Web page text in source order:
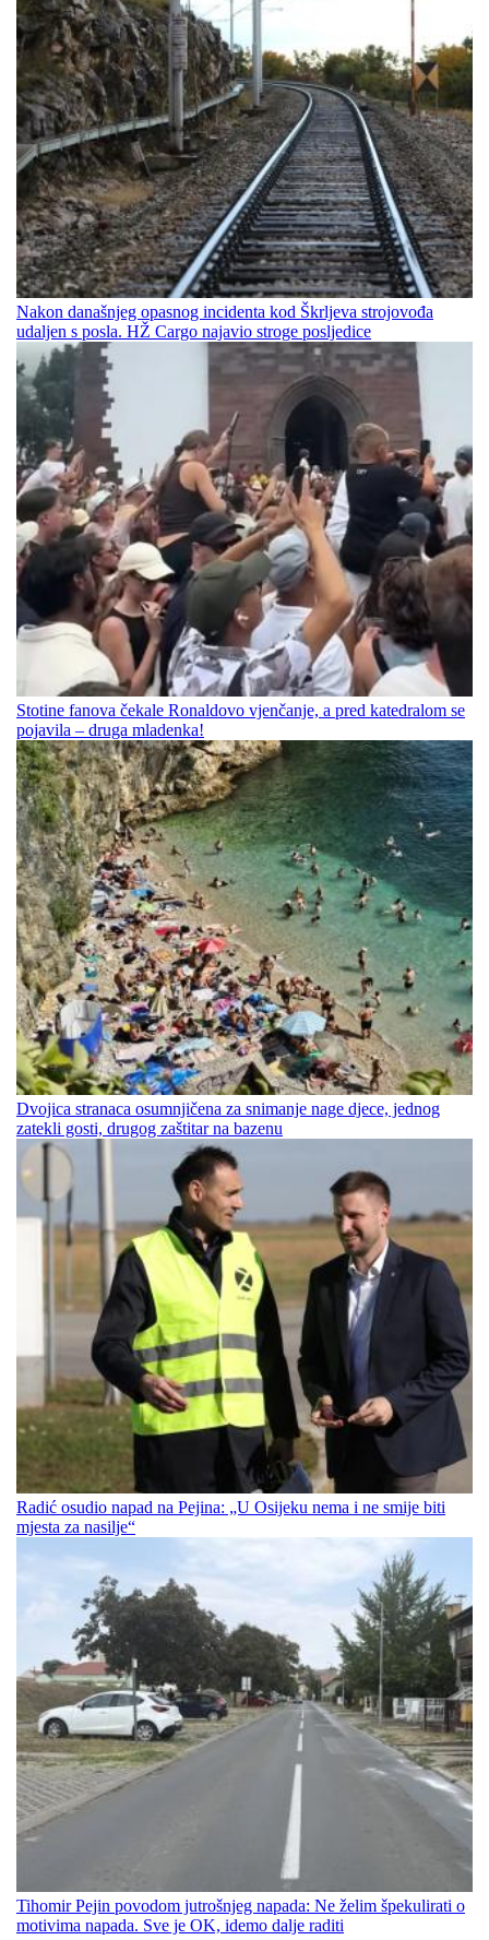
Nakon današnjeg opasnog incidenta kod Škrljeva strojovođa
udaljen s posla. HŽ Cargo najavio stroge posljedice
Stotine fanova čekale Ronaldovo vjenčanje, a pred katedralom se
pojavila – druga mladenka!
Dvojica stranaca osumnjičena za snimanje nage djece, jednog
zatekli gosti, drugog zaštitar na bazenu
Radić osudio napad na Pejina: „U Osijeku nema i ne smije biti
mjesta za nasilje“
Tihomir Pejin povodom jutrošnjeg napada: Ne želim špekulirati o
motivima napada. Sve je OK, idemo dalje raditi